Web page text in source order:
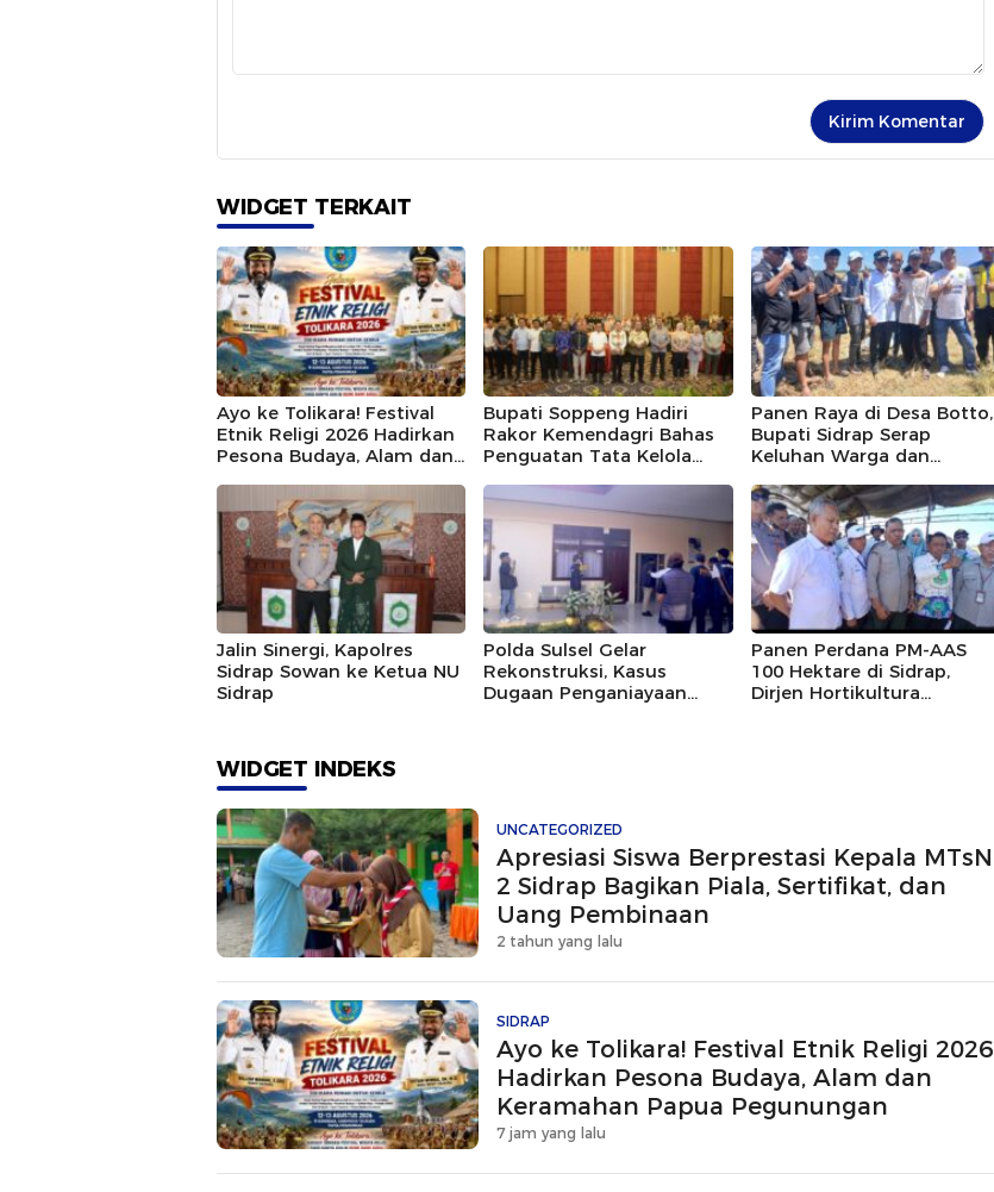
WIDGET TERKAIT
Ayo ke Tolikara! Festival
Etnik Religi 2026 Hadirkan
Pesona Budaya, Alam dan
Pegunungan
Bupati Soppeng Hadiri
Rakor Kemendagri Bahas
Penguatan Tata Kelola
Panen Raya di Desa Botto,
Bupati Sidrap Serap
Keluhan Warga dan
Jalin Sinergi, Kapolres
Sidrap Sowan ke Ketua NU
Sidrap
Polda Sulsel Gelar
Rekonstruksi, Kasus
Dugaan Penganiayaan
Panen Perdana PM-AAS
100 Hektare di Sidrap,
Dirjen Hortikultura
WIDGET INDEKS
UNCATEGORIZED
Apresiasi Siswa Berprestasi Kepala MTsN
2 Sidrap Bagikan Piala, Sertifikat, dan
Uang Pembinaan
2 tahun yang lalu
SIDRAP
Ayo ke Tolikara! Festival Etnik Religi 2026
Hadirkan Pesona Budaya, Alam dan
Keramahan Papua Pegunungan
7 jam yang lalu